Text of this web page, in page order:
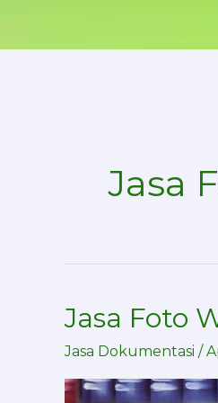
Jasa
Jasa Foto
Jasa Dokumentasi /
Jasa
Sekolah